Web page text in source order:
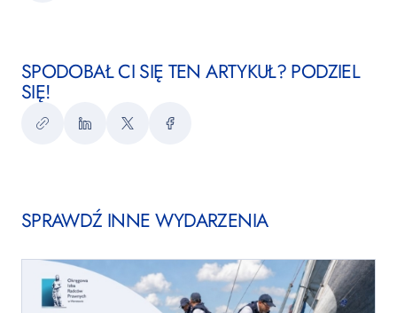
SPODOBAŁ CI SIĘ TEN ARTYKUŁ? PODZIEL
SIĘ!
KopiujLinkedInTwitterFacebook
SPRAWDŹ INNE WYDARZENIA